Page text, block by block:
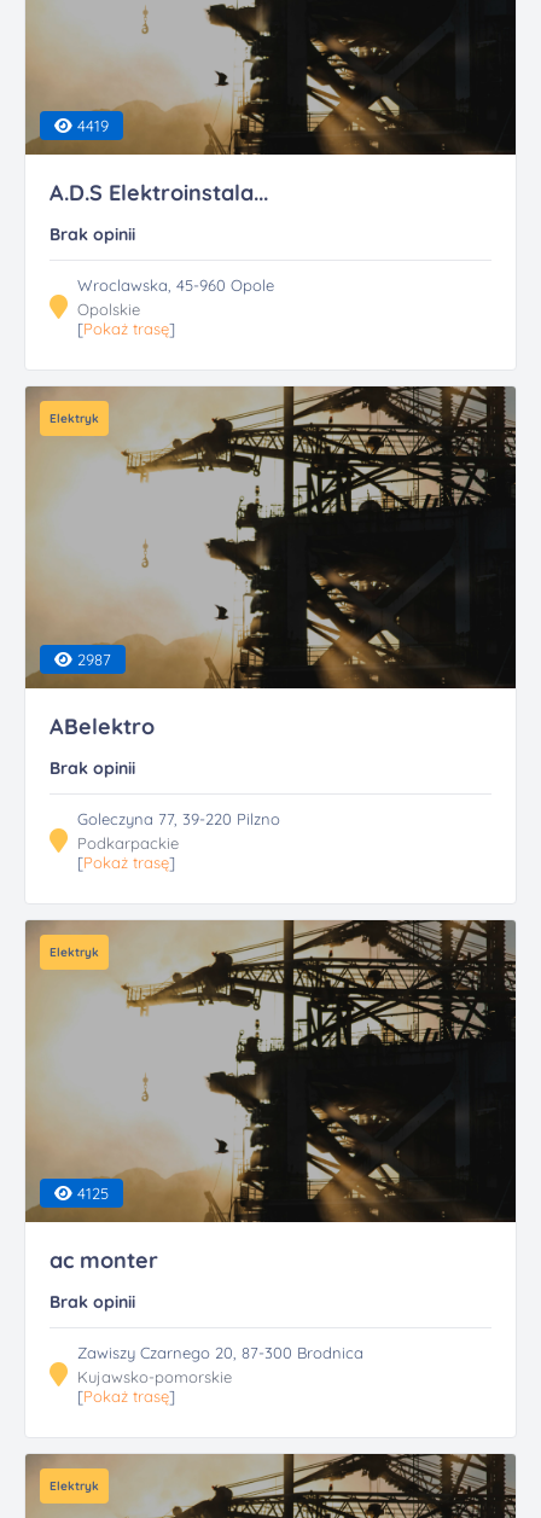
4419
A.D.S Elektroinstala...
Brak opinii
Wroclawska, 45-960 Opole
Opolskie
[Pokaż trasę]
Elektryk
2987
ABelektro
Brak opinii
Goleczyna 77, 39-220 Pilzno
Podkarpackie
[Pokaż trasę]
Elektryk
4125
ac monter
Brak opinii
Zawiszy Czarnego 20, 87-300 Brodnica
Kujawsko-pomorskie
[Pokaż trasę]
Elektryk